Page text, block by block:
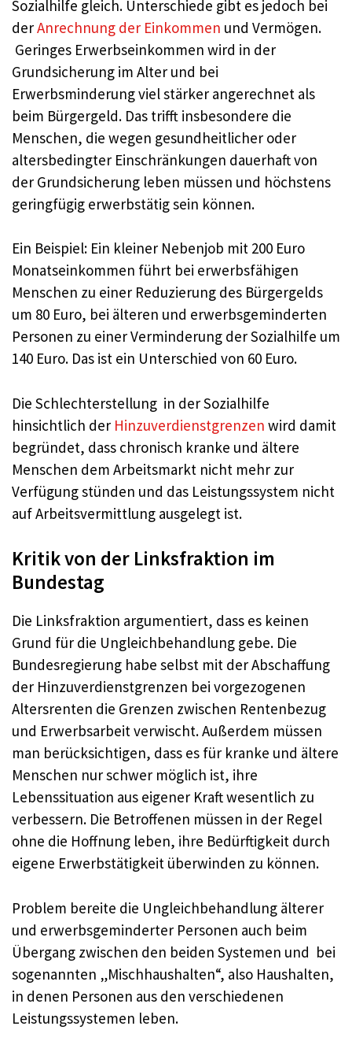
Sozialhilfe gleich. Unterschiede gibt es jedoch bei
derAnrechnung der Einkommen und Vermögen.
Geringes Erwerbseinkommen wird in der
Grundsicherung im Alter und bei
Erwerbsminderung viel stärker angerechnet als
beim Bürgergeld. Das trifft insbesondere die
Menschen, die wegen gesundheitlicher oder
altersbedingter Einschränkungen dauerhaft von
der Grundsicherung leben müssen und höchstens
geringfügig erwerbstätig sein können.
Ein Beispiel: Ein kleiner Nebenjob mit 200 Euro
Monatseinkommen führt bei erwerbsfähigen
Menschen zu einer Reduzierung des Bürgergelds
um 80 Euro, bei älteren und erwerbsgeminderten
Personen zu einer Verminderung der Sozialhilfe um
140 Euro. Das ist ein Unterschied von 60 Euro.
Die Schlechterstellung in der Sozialhilfe
hinsichtlich der Hinzuverdienstgrenzen wird damit
begründet, dass chronisch kranke und ältere
Menschen dem Arbeitsmarkt nicht mehr zur
Verfügung stünden und das Leistungssystem nicht
auf Arbeitsvermittlung ausgelegt ist.
Kritik von der Linksfraktion im
Bundestag
Die Linksfraktion argumentiert, dass es keinen
Grund für die Ungleichbehandlung gebe. Die
Bundesregierung habe selbst mit der Abschaffung
der Hinzuverdienstgrenzen bei vorgezogenen
Altersrenten die Grenzen zwischen Rentenbezug
und Erwerbsarbeit verwischt. Außerdem müssen
man berücksichtigen, dass es für kranke und ältere
Menschen nur schwer möglich ist, ihre
Lebenssituation aus eigener Kraft wesentlich zu
verbessern. Die Betroffenen müssen in der Regel
ohne die Hoffnung leben, ihre Bedürftigkeit durch
eigene Erwerbstätigkeit überwinden zu können.
Problem bereite die Ungleichbehandlung älterer
und erwerbsgeminderter Personen auch beim
Übergang zwischen den beiden Systemen und bei
sogenannten „Mischhaushalten“, also Haushalten,
in denen Personen aus den verschiedenen
Leistungssystemen leben.